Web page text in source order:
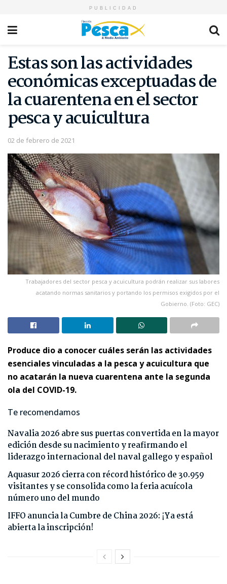
PUBLICIDAD
Estas son las actividades
económicas exceptuadas de
la cuarentena en el sector
pesca y acuicultura
02 de febrero de 2021
Trabajadores del sector pesca y acuicultura podrán realizar sus labores
acatando normas sanitarios y portando los permisos exigidos por el
Gobierno. (Foto: GEC)
Produce dio a conocer cuáles serán las actividades
esenciales vinculadas a la pesca y acuicultura que
no acatarán la nueva cuarentena ante la segunda
ola del COVID-19.
Te recomendamos
Navalia 2026 abre sus puertas convertida en la mayor
edición desde su nacimiento y reafirmando el
liderazgo internacional del naval gallego y español
Aquasur 2026 cierra con récord histórico de 30.959
visitantes y se consolida como la feria acuícola
número uno del mundo
IFFO anuncia la Cumbre de China 2026: ¡Ya está
abierta la inscripción!